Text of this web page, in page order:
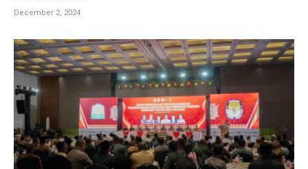
December 2, 2024